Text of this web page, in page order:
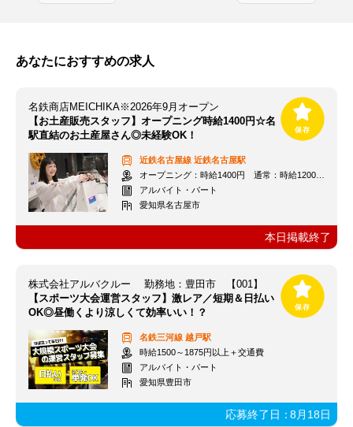
あなたにおすすめの求人
名鉄商店MEICHIKA※2026年9月オープン
【お土産販売スタッフ】オープニング時給1400円☆名
駅直結のお土産屋さん◎未経験OK！
近鉄名古屋線 近鉄名古屋駅
オープニング：時給1400円 通常：時給1200円～＋交通費全額支給
アルバイト・パート
愛知県名古屋市
本日掲載終了
株式会社アルバクルー 勤務地：豊田市 【001】
【スポーツ大会運営スタッフ】激レア／短期＆日払い
OK◎昼働くより涼しくて効率いい！？
名鉄三河線 越戸駅
時給1500～1875円以上＋交通費
アルバイト・パート
愛知県豊田市
応募終了日：8月18日